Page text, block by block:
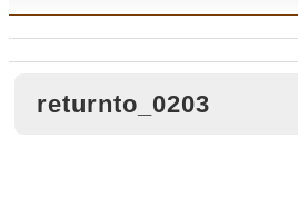
returnto_0203